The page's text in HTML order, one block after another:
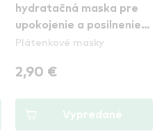
hydratačná maska pre
upokojenie a posilnenie
citlivej pleti - Centella
Plátenkové masky
2,90 €
Vypredané